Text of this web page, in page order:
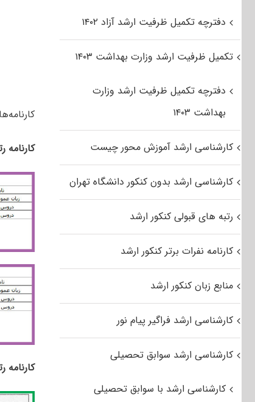
کارنامه
کارنامه
دفترچه تکمیل ظرفیت ارشد آزاد ۱۴۰۲
تکمیل ظرفیت ارشد وزارت بهداشت ۱۴۰۳
دفترچه تکمیل ظرفیت ارشد وزارت
بهداشت ۱۴۰۳
کارشناسی ارشد آموزش محور چیست
کارشناسی ارشد بدون کنکور دانشگاه تهران
رتبه های قبولی کنکور ارشد
کارنامه نفرات برتر کنکور ارشد
منابع زبان کنکور ارشد
کارشناسی ارشد فراگیر پیام نور
کارشناسی ارشد سوابق تحصیلی
کارشناسی ارشد با سوابق تحصیلی